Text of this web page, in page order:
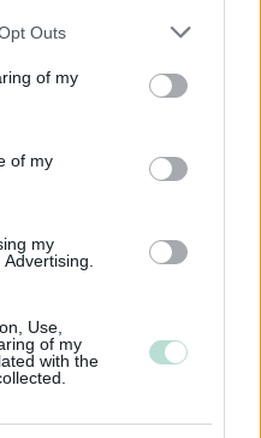
uses one or more Google
You may click to
and its third-party tags to
purposes in below Google
Outs
of my
of my
my
Use,
of my
with the